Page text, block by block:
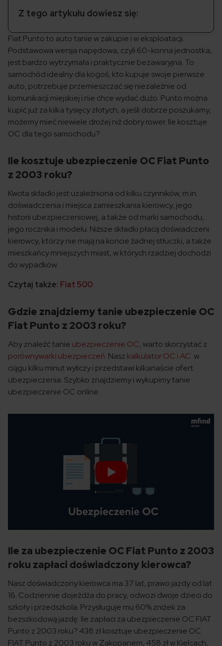
Z tego artykułu dowiesz się:
Fiat Punto to auto tanie w zakupie i w eksploatacji.
Podstawowa wersja napędowa, czyli 60-konna jednostka,
jest bardzo wytrzymała i praktycznie bezawaryjna. To
samochód idealny dla kogoś, kto kupuje swoje pierwsze
auto, potrzebuje przemieszczać się niezależnie od
komunikacji miejskiej i nie chce wydać dużo. Punto można
kupić już za kilka tysięcy złotych, a jeśli dobrze poszukamy,
możemy mieć niewiele drożej niż dobry rower. Ile kosztuje
OC dla tego samochodu?
Ile kosztuje ubezpieczenie OC Fiat Punto
z 2003 roku?
Kwota składki jest uzależniona od kilku czynników, m.in.
doświadczenia i miejsca zamieszkania kierowcy, jego
historii ubezpieczeniowej, a także od marki samochodu,
jego rocznika i modelu. Niższe składki płacą doświadczeni
kierowcy, którzy nie mają na koncie żadnej stłuczki, a także
mieszkańcy mniejszych miast, w których rzadziej dochodzi
do wypadków.
Czytaj także: Fiat 500
Gdzie znajdziemy tanie ubezpieczenie OC
Fiat Punto z 2003 roku?
Aby znaleźć tanie ubezpieczenie OC, warto skorzystać z
porównywarki ubezpieczeń. Nasz kalkulator OC i AC w
ciągu kilku minut wyliczy i przedstawi kilkanaście ofert
ubezpieczenia. Szybko znajdziemy i wykupimy tanie
ubezpieczenie OC online.
Ile za ubezpieczenie OC Fiat Punto z 2003
roku zapłaci doświadczony kierowca?
Nasz doświadczony kierowca ma 37 lat, prawo jazdy od lat
16. Codziennie dojeżdża do pracy, odwozi dwoje dzieci do
szkoły i przedszkola. Przysługuje mu 60% zniżek za
bezszkodową jazdę. Ile zapłaci za ubezpieczenie OC FIAT
Punto z 2003 roku? 438 zł kosztuje ubezpieczenie OC
FIAT Punto z 2003 roku w Zakopanem, 458 zł w Kielcach,